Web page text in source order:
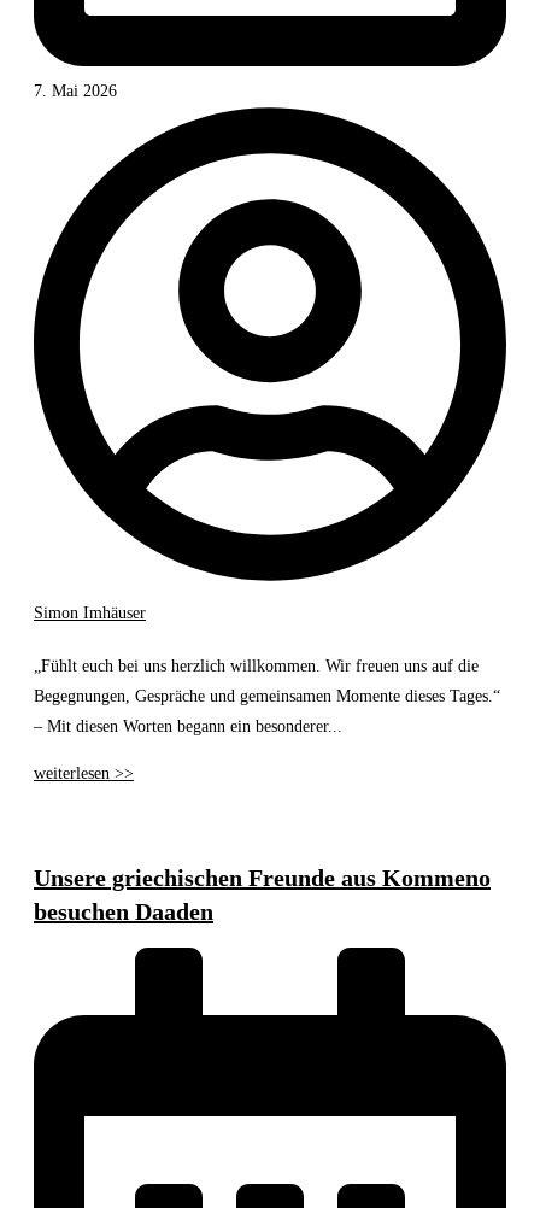
7. Mai 2026
Simon Imhäuser
„Fühlt euch bei uns herzlich willkommen. Wir freuen uns auf die
Begegnungen, Gespräche und gemeinsamen Momente dieses Tages.“
– Mit diesen Worten begann ein besonderer...
weiterlesen >>
Unsere griechischen Freunde aus Kommeno
besuchen Daaden